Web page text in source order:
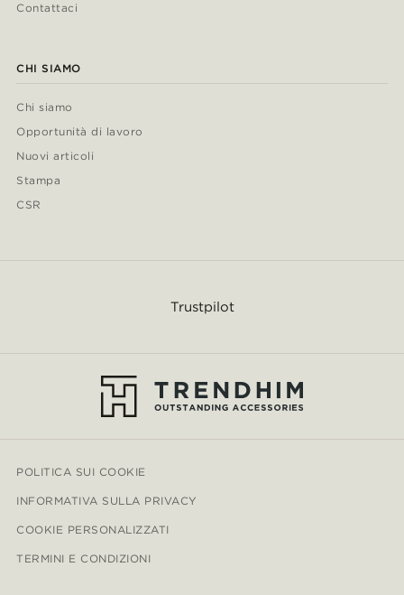
Contattaci
CHI SIAMO
Chi siamo
Opportunità di lavoro
Nuovi articoli
Stampa
CSR
Trustpilot
POLITICA SUI COOKIE
INFORMATIVA SULLA PRIVACY
COOKIE PERSONALIZZATI
TERMINI E CONDIZIONI